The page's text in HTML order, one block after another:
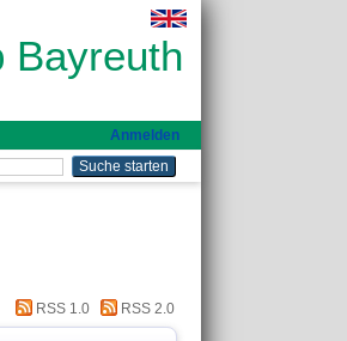
Bayreuth
Anmelden
RSS 1.0 RSS 2.0